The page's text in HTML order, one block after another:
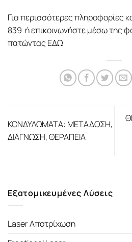
Για περισσότερες πληροφορίες
839 ή επικοινωνήστε μέσω της
πατώντας ΕΔΩ
ΚΟΝΔΥΛΩΜΑΤΑ: ΜΕΤΑΔΟΣΗ,
ΔΙΑΓΝΩΣΗ, ΘΕΡΑΠΕΙΑ
Εξατομικευμένες Λύσεις
Laser Αποτρίχωση